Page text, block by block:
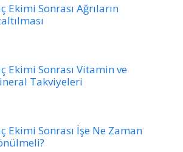
Ekimi Sonrası Ağrıların
Ekimi Sonrası Vitamin ve
Takviyeleri
Ekimi Sonrası İşe Ne Zaman